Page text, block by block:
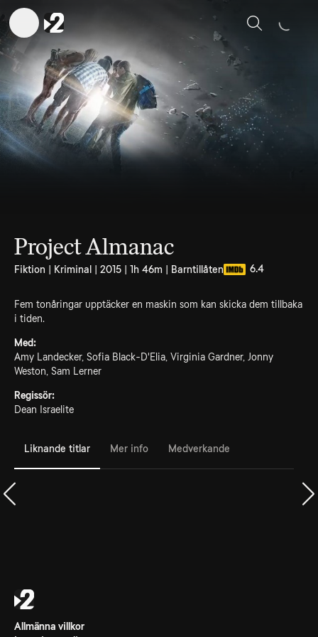
Sök
Project Almanac
Fiktion | Kriminal | 2015 | 1h 46m | Barntillåten 6.4
Fem tonåringar upptäcker en maskin som kan skicka dem tillbaka
i tiden.
Med:
Amy Landecker, Sofia Black-D'Elia, Virginia Gardner, Jonny
Weston, Sam Lerner
Regissör:
Dean Israelite
Liknande titlar Mer info Medverkande
Allmänna villkor